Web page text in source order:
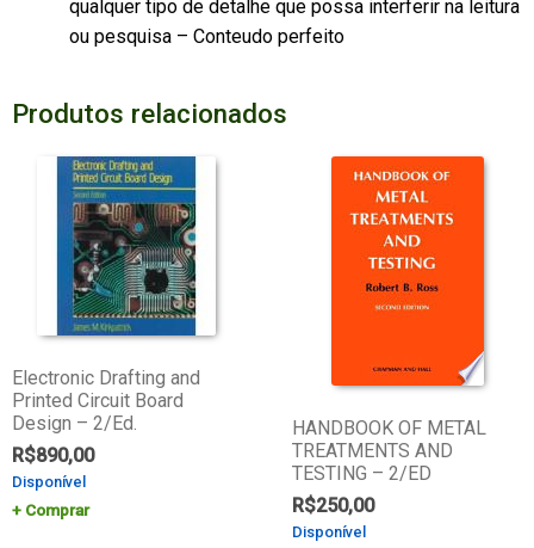
qualquer tipo de detalhe que possa interferir na leitura
ou pesquisa – Conteudo perfeito
Produtos relacionados
Electronic Drafting and
Printed Circuit Board
Design – 2/Ed.
R$890,00
Disponível
Comprar
HANDBOOK OF METAL
TREATMENTS AND
TESTING – 2/ED
R$250,00
Disponível